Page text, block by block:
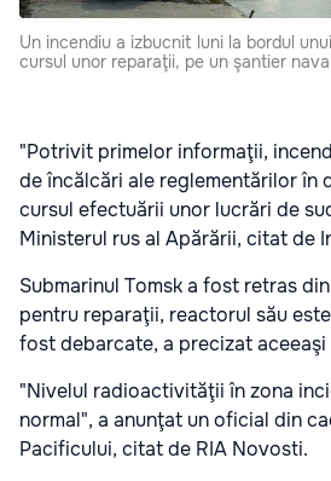
Un incendiu a izbucnit luni la bordul
cursul unor reparaţii, pe un şantier
"Potrivit primelor informaţii,
de încălcări ale reglementărilor în
cursul efectuării unor lucrări de
Ministerul rus al Apărării, citat de
Submarinul Tomsk a fost retras
pentru reparaţii, reactorul său
fost debarcate, a precizat aceeaşi
"Nivelul radioactivităţii în zona
normal", a anunţat un oficial din
Pacificului, citat de RIA Novosti.